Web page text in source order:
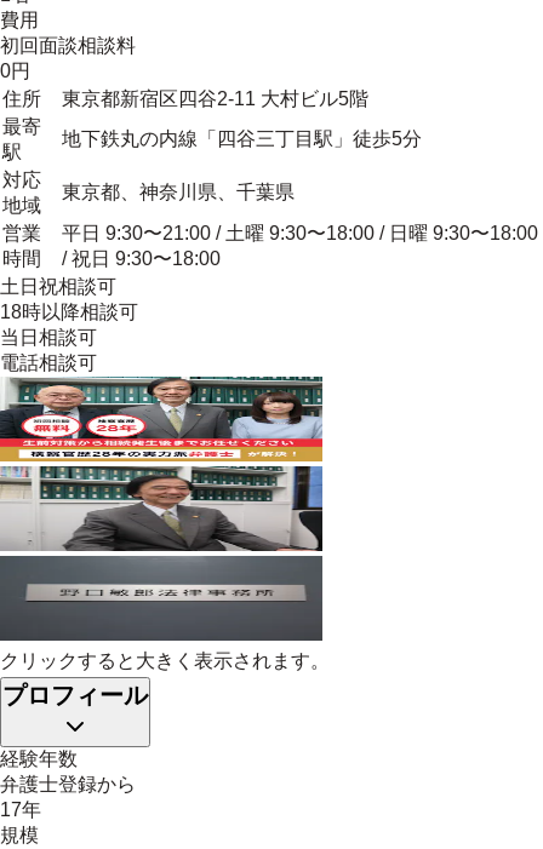
費用
初回面談相談料
0円
住所
東京都新宿区四谷2-11 大村ビル5階
最寄
駅
地下鉄丸の内線「四谷三丁目駅」徒歩5分
対応
地域
東京都、神奈川県、千葉県
営業
時間
平日 9:30〜21:00 / 土曜 9:30〜18:00 / 日曜 9:30〜18:00
/ 祝日 9:30〜18:00
土日祝相談可
18時以降相談可
当日相談可
電話相談可
クリックすると大きく表示されます。
プロフィール
経験年数
弁護士登録から
17年
規模